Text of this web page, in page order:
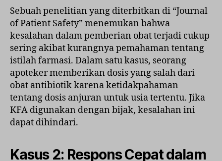
Sebuah penelitian yang diterbitkan di “Journal
of Patient Safety” menemukan bahwa
kesalahan dalam pemberian obat terjadi cukup
sering akibat kurangnya pemahaman tentang
istilah farmasi. Dalam satu kasus, seorang
apoteker memberikan dosis yang salah dari
obat antibiotik karena ketidakpahaman
tentang dosis anjuran untuk usia tertentu. Jika
KFA digunakan dengan bijak, kesalahan ini
dapat dihindari.
Kasus 2: Respons Cepat dalam